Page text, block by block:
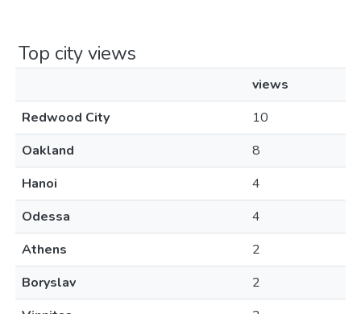
Top city views
views
Redwood City
10
Oakland
8
Hanoi
4
Odessa
4
Athens
2
Boryslav
2